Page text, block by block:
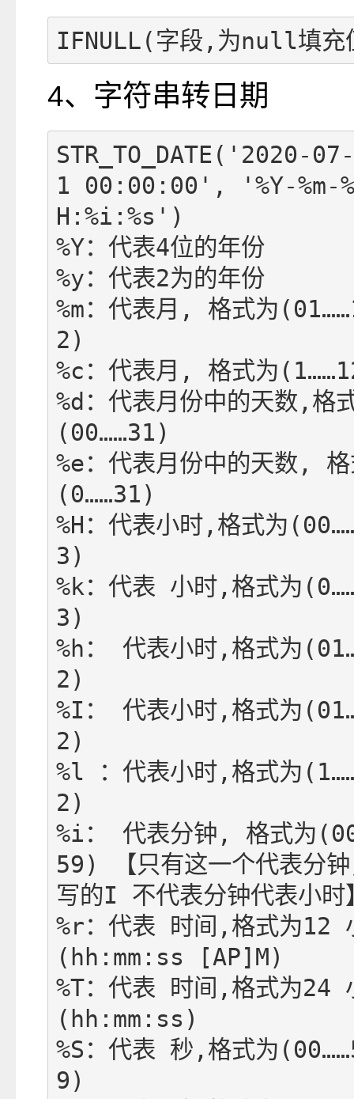
IFNULL(字段,为null填充
4、字符串转日期
STR_TO_DATE('2020-
1 00:00:00', '%Y-%m-
H:%i:%s')
%Y：代表4位的年份
%y：代表2为的年份
%m：代表月, 格式为
2)
%c：代表月, 格式为
%d：代表月份中的天数,格
(00……31)
%e：代表月份中的天数,
(0……31)
%H：代表小时,格式为
3)
%k：代表 小时,格式为
3)
%h： 代表小时,格式为
2)
%I： 代表小时,格式为
2)
%l ：代表小时,格式为
2)
%i： 代表分钟, 格式为
59) 【只有这一个代表分
写的I 不代表分钟代表小时
%r：代表 时间,格式为12
(hh:mm:ss [AP]M)
%T：代表 时间,格式为24
(hh:mm:ss)
%S：代表 秒,格式为
9)